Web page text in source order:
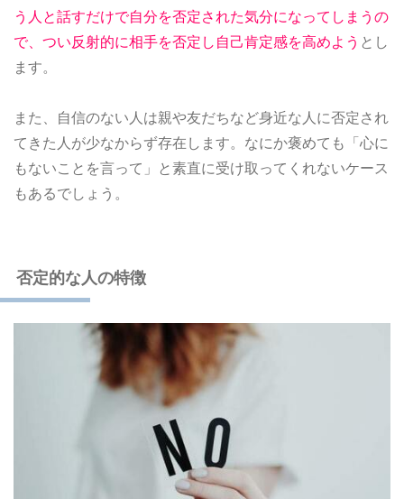
う人と話すだけで自分を否定された気分になってしまうの
で、つい反射的に相手を否定し自己肯定感を高めよう とし
ます。
また、自信のない人は親や友だちなど身近な人に否定され
てきた人が少なからず存在します。なにか褒めても「心に
もないことを言って」と素直に受け取ってくれないケース
もあるでしょう。
否定的な人の特徴